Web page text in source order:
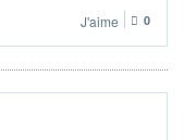
J'aime 0